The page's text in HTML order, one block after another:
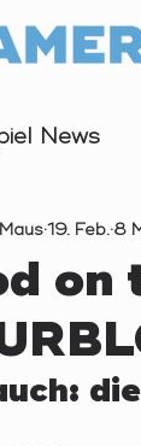
News
on
19. Feb. 8